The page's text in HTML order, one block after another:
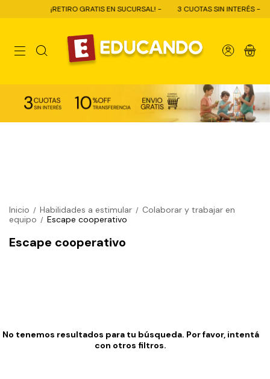
¡RETIRO GRATIS EN SUCURSAL! - 3 CUOTAS SIN INTERÉS -
0
Inicio / Habilidades a estimular / Colaborar y trabajar en
equipo / Escape cooperativo
Escape cooperativo
No tenemos resultados para tu búsqueda. Por favor, intentá
con otros filtros.